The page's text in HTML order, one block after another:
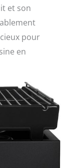
et son
pour
en